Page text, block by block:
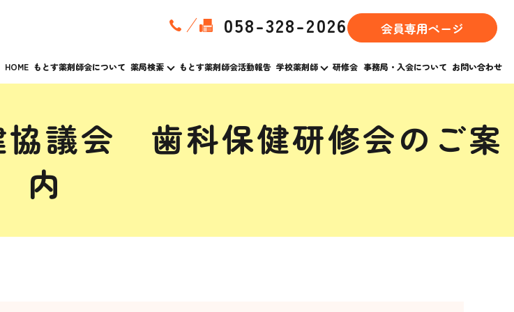
HOME もとす薬剤師会について 薬局検索 もとす薬剤師会活動報告 学校薬剤師 研修会 事務局・入会について お問い合わせ
058-328-2026 会員専用ページ
協議会 歯科保健研修会のご案
内